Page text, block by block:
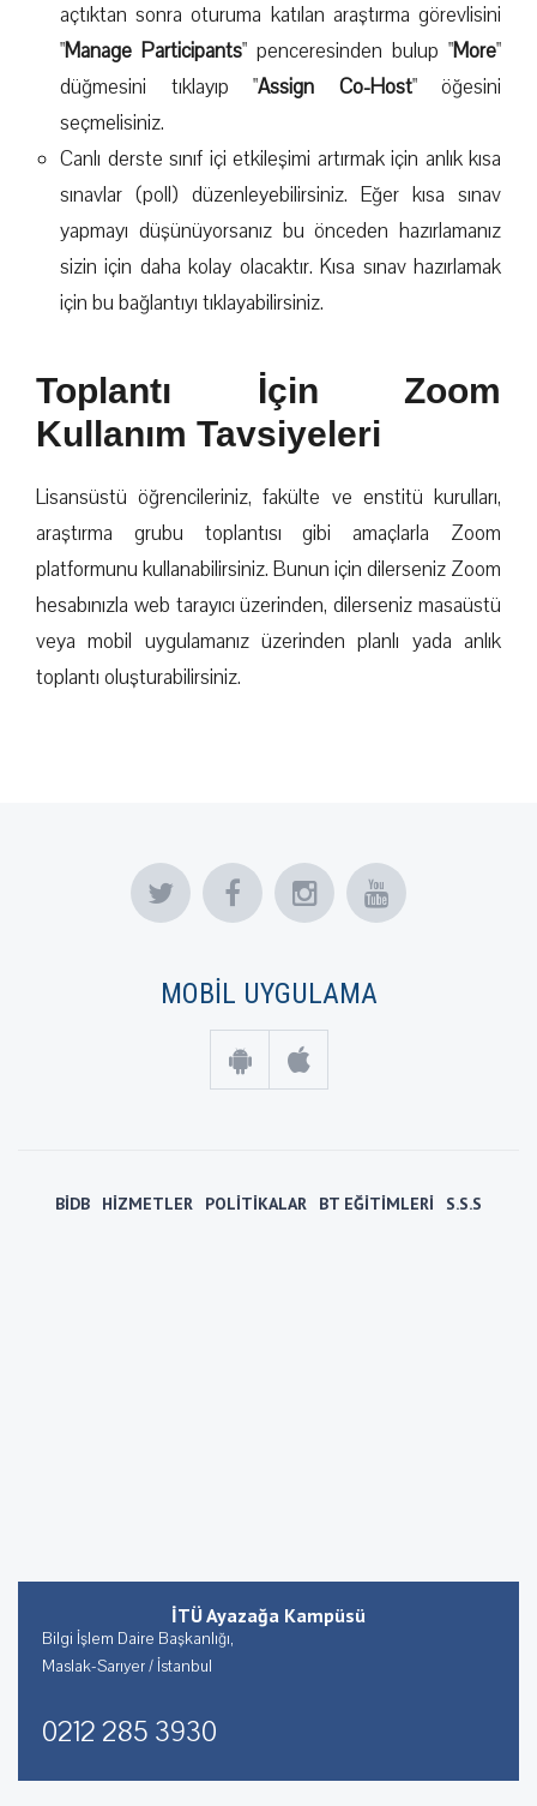
açtıktan sonra oturuma katılan araştırma görevlisini
"Manage Participants" penceresinden bulup "More"
düğmesini tıklayıp "Assign Co-Host" öğesini
seçmelisiniz.
Canlı derste sınıf içi etkileşimi artırmak için anlık kısa
sınavlar (poll) düzenleyebilirsiniz. Eğer kısa sınav
yapmayı düşünüyorsanız bu önceden hazırlamanız
sizin için daha kolay olacaktır. Kısa sınav hazırlamak
için bu bağlantıyı tıklayabilirsiniz.
Toplantı İçin Zoom
Kullanım Tavsiyeleri
Lisansüstü öğrencileriniz, fakülte ve enstitü kurulları,
araştırma grubu toplantısı gibi amaçlarla Zoom
platformunu kullanabilirsiniz. Bunun için dilerseniz Zoom
hesabınızla web tarayıcı üzerinden, dilerseniz masaüstü
veya mobil uygulamanız üzerinden planlı yada anlık
toplantı oluşturabilirsiniz.
MOBİL UYGULAMA
BİDB HİZMETLER POLİTİKALAR BT EĞİTİMLERİ S.S.S
İTÜ Ayazağa Kampüsü
Bilgi İşlem Daire Başkanlığı,
Maslak-Sarıyer / İstanbul
0212 285 3930